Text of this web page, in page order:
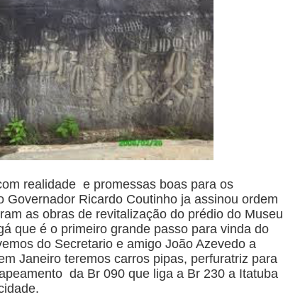
realidade e promessas boas para os
Governador Ricardo Coutinho ja assinou ordem
as obras de revitalização do prédio do Museu
que é o primeiro grande passo para vinda do
do Secretario e amigo João Azevedo a
Janeiro teremos carros pipas, perfuratriz para
da Br 090 que liga a Br 230 a Itatuba